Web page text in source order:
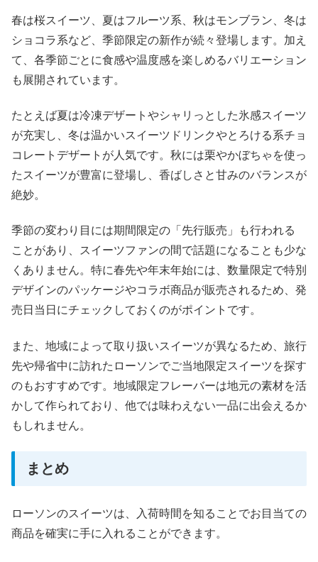
春は桜スイーツ、夏はフルーツ系、秋はモンブラン、冬は
ショコラ系など、季節限定の新作が続々登場します。加え
て、各季節ごとに食感や温度感を楽しめるバリエーション
も展開されています。
たとえば夏は冷凍デザートやシャリっとした氷感スイーツ
が充実し、冬は温かいスイーツドリンクやとろける系チョ
コレートデザートが人気です。秋には栗やかぼちゃを使っ
たスイーツが豊富に登場し、香ばしさと甘みのバランスが
絶妙。
季節の変わり目には期間限定の「先行販売」も行われる
ことがあり、スイーツファンの間で話題になることも少な
くありません。特に春先や年末年始には、数量限定で特別
デザインのパッケージやコラボ商品が販売されるため、発
売日当日にチェックしておくのがポイントです。
また、地域によって取り扱いスイーツが異なるため、旅行
先や帰省中に訪れたローソンでご当地限定スイーツを探す
のもおすすめです。地域限定フレーバーは地元の素材を活
かして作られており、他では味わえない一品に出会えるか
もしれません。
まとめ
ローソンのスイーツは、入荷時間を知ることでお目当ての
商品を確実に手に入れることができます。